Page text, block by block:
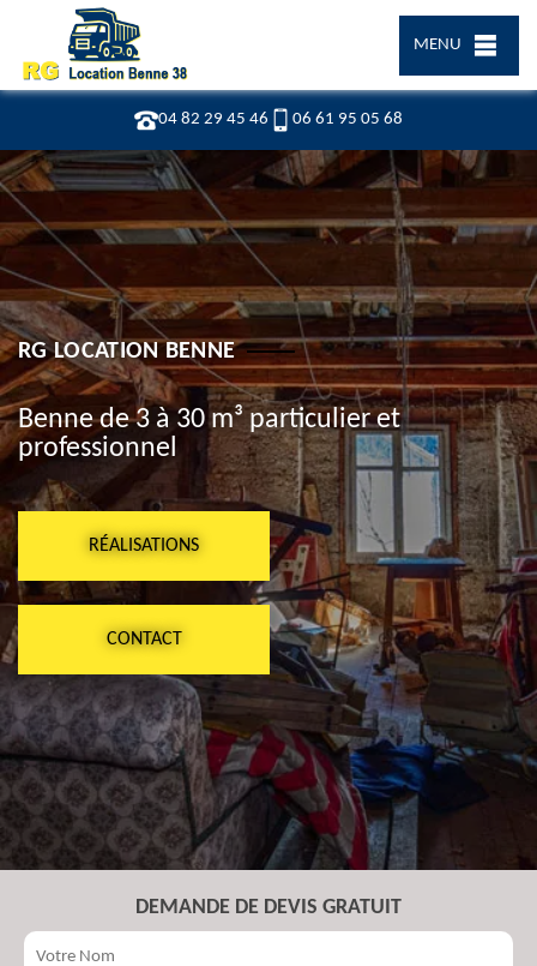
04 82 29 45 46 06 61 95 05 68
MENU
RG LOCATION BENNE
Benne de 3 à 30 m³ particulier et
professionnel
RÉALISATIONS
CONTACT
DEMANDE DE DEVIS GRATUIT